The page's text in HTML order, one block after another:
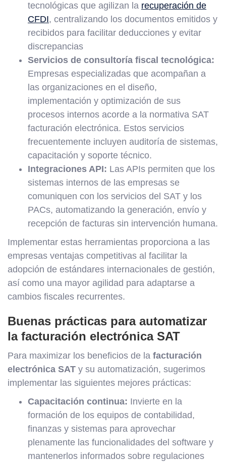
tecnológicas que agilizan la recuperación de
CFDI, centralizando los documentos emitidos y
recibidos para facilitar deducciones y evitar
discrepancias
Servicios de consultoría fiscal tecnológica:
Empresas especializadas que acompañan a
las organizaciones en el diseño,
implementación y optimización de sus
procesos internos acorde a la normativa SAT
facturación electrónica. Estos servicios
frecuentemente incluyen auditoría de sistemas,
capacitación y soporte técnico.
Integraciones API: Las APIs permiten que los
sistemas internos de las empresas se
comuniquen con los servicios del SAT y los
PACs, automatizando la generación, envío y
recepción de facturas sin intervención humana.
Implementar estas herramientas proporciona a las
empresas ventajas competitivas al facilitar la
adopción de estándares internacionales de gestión,
así como una mayor agilidad para adaptarse a
cambios fiscales recurrentes.
Buenas prácticas para automatizar
la facturación electrónica SAT
Para maximizar los beneficios de la facturación
electrónica SAT y su automatización, sugerimos
implementar las siguientes mejores prácticas:
Capacitación continua: Invierte en la
formación de los equipos de contabilidad,
finanzas y sistemas para aprovechar
plenamente las funcionalidades del software y
mantenerlos informados sobre regulaciones